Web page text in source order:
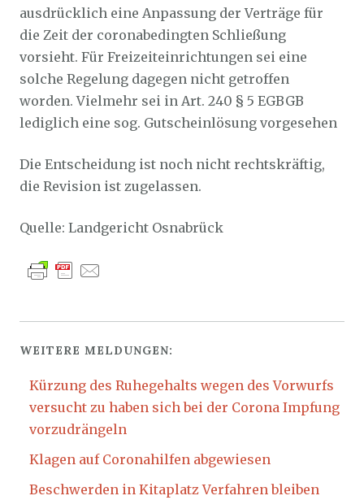
ausdrücklich eine Anpassung der Verträge für
die Zeit der coronabedingten Schließung
vorsieht. Für Freizeiteinrichtungen sei eine
solche Regelung dagegen nicht getroffen
worden. Vielmehr sei in Art. 240 § 5 EGBGB
lediglich eine sog. Gutscheinlösung vorgesehen
Die Entscheidung ist noch nicht rechtskräftig,
die Revision ist zugelassen.
Quelle: Landgericht Osnabrück
WEITERE MELDUNGEN:
Kürzung des Ruhegehalts wegen des Vorwurfs
versucht zu haben sich bei der Corona Impfung
vorzudrängeln
Klagen auf Coronahilfen abgewiesen
Beschwerden in Kitaplatz Verfahren bleiben